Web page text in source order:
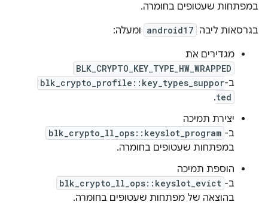
במפתחות שעטופים בחומרה.
בגרסאות ליבה android17 ומעלה:
מגדירים את
BLK_CRYPTO_KEY_TYPE_HW_WRAPPED
ב-blk_crypto_profile::key_types_suppor
ted
.
יצירת תמיכה
ב- blk_crypto_ll_ops::keyslot_program
במפתחות שעטופים בחומרה.
הוספת תמיכה
ב- blk_crypto_ll_ops::keyslot_evict
בהוצאה של מפתחות שעטופים בחומרה.